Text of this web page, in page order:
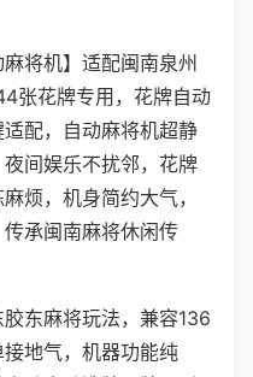
麻将机】适配闽南泉州
张花牌专用，花牌自动
配，自动麻将机超静
间娱乐不扰邻，花牌
烦，机身简约大气，
承闽南麻将休闲传
东麻将玩法，兼容136
地气，机器功能纯